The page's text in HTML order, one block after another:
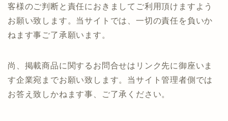
客様のご判断と責任におきましてご利用頂けますよう
お願い致します。当サイトでは、一切の責任を負いか
ねます事ご了承願います。
尚、掲載商品に関するお問合せはリンク先に御座いま
す企業宛までお願い致します。当サイト管理者側では
お答え致しかねます事、ご了承ください。